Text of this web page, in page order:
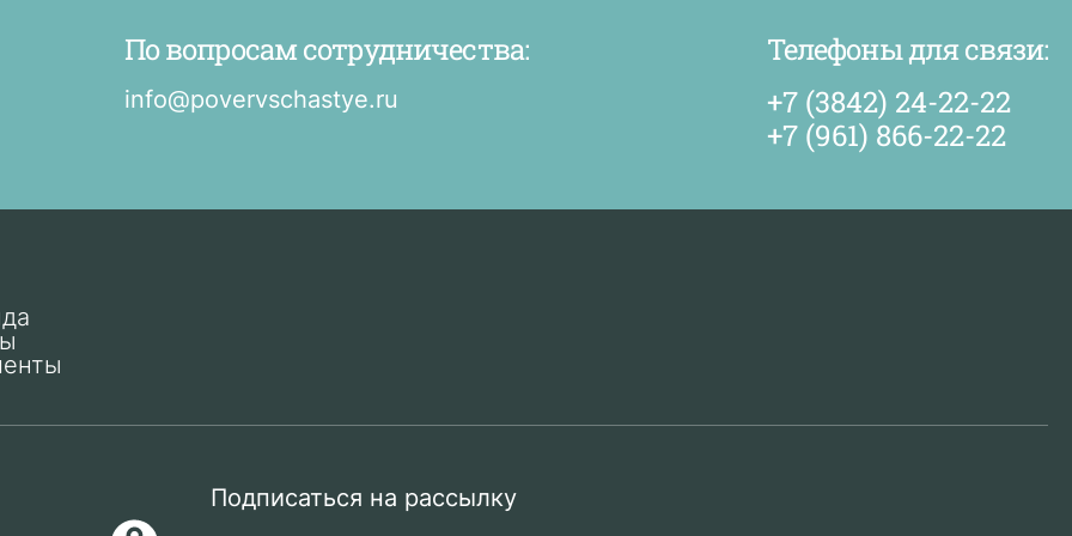
По вопросам сотрудничества:
info@povervschastye.ru
Телефоны для связи:
+7 (3842) 24-22-22
+7 (961) 866-22-22
Подписаться на рассылку